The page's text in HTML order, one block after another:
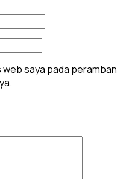
web saya pada peramban